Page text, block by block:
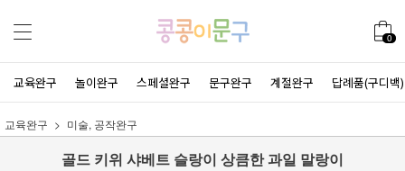
0
교육완구 놀이완구 스페셜완구 문구완구 계절완구 답례품(구디백)
교육완구 미술, 공작완구
골드 키위 샤베트 슬랑이 상큼한 과일 말랑이